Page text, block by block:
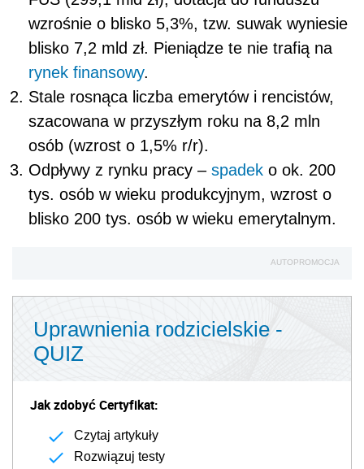
wzrośnie o blisko 5,3%, tzw. suwak wyniesie
blisko 7,2 mld zł. Pieniądze te nie trafią na
rynek finansowy.
Stale rosnąca liczba emerytów i rencistów,
szacowana w przyszłym roku na 8,2 mln
osób (wzrost o 1,5% r/r).
Odpływy z rynku pracy – spadek o ok. 200
tys. osób w wieku produkcyjnym, wzrost o
blisko 200 tys. osób w wieku emerytalnym.
AUTOPROMOCJA
Uprawnienia rodzicielskie -
QUIZ
Jak zdobyć Certyfikat:
Czytaj artykuły
Rozwiązuj testy